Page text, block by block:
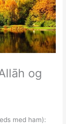
og
med ham):